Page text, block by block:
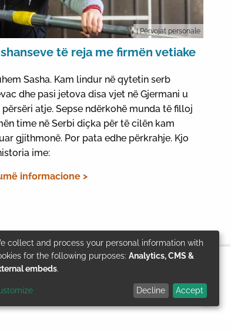
| Përvojat personale
të reja me firmën vetiake
Sasha. Kam lindur në qytetin serb
dhe pasi jetova disa vjet në Gjermani u
atje. Sepse ndërkohë munda të filloj
time në Serbi diçka për të cilën kam
gjithmonë. Por pata edhe përkrahje. Kjo
ime:
informacione >
collect and process your personal information with
for the following purposes: Analytics, CMS &
embeds.
Decline Accept